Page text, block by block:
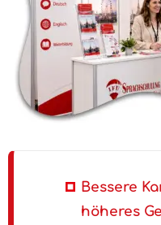
Bessere
höheres